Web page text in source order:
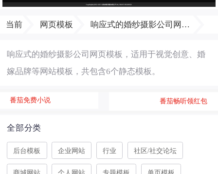
当前 网页模板 响应式的婚纱摄影公司网页模板
响应式的婚纱摄影公司网页模板，适用于视觉创意、婚
嫁品牌等网站模板，共包含6个静态模板。
番茄免费小说 番茄畅听领红包
全部分类
后台模板 企业网站 行业 社区 / 社交论坛
商城网站 个人网站 专题模板 单页模板